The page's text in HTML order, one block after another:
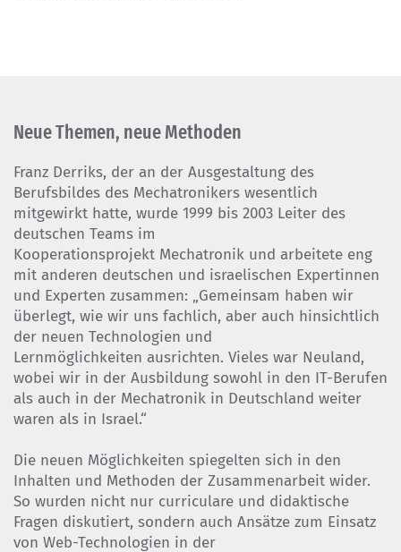
Neue Themen, neue Methoden
Franz Derriks, der an der Ausgestaltung des
Berufsbildes des Mechatronikers wesentlich
mitgewirkt hatte, wurde 1999 bis 2003 Leiter des
deutschen Teams im
Kooperationsprojekt Mechatronik und arbeitete eng
mit anderen deutschen und israelischen Expertinnen
und Experten zusammen: „Gemeinsam haben wir
überlegt, wie wir uns fachlich, aber auch hinsichtlich
der neuen Technologien und
Lernmöglichkeiten ausrichten. Vieles war Neuland,
wobei wir in der Ausbildung sowohl in den IT-Berufen
als auch in der Mechatronik in Deutschland weiter
waren als in Israel.“
Die neuen Möglichkeiten spiegelten sich in den
Inhalten und Methoden der Zusammenarbeit wider.
So wurden nicht nur curriculare und didaktische
Fragen diskutiert, sondern auch Ansätze zum Einsatz
von Web-Technologien in der